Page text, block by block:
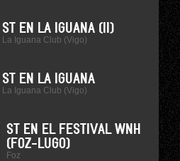
ST EN LA IGUANA (II)
La Iguana Club (Vigo)
ST EN LA IGUANA
La Iguana Club (Vigo)
ST EN EL FESTIVAL WNH
(FOZ-LUGO)
Foz